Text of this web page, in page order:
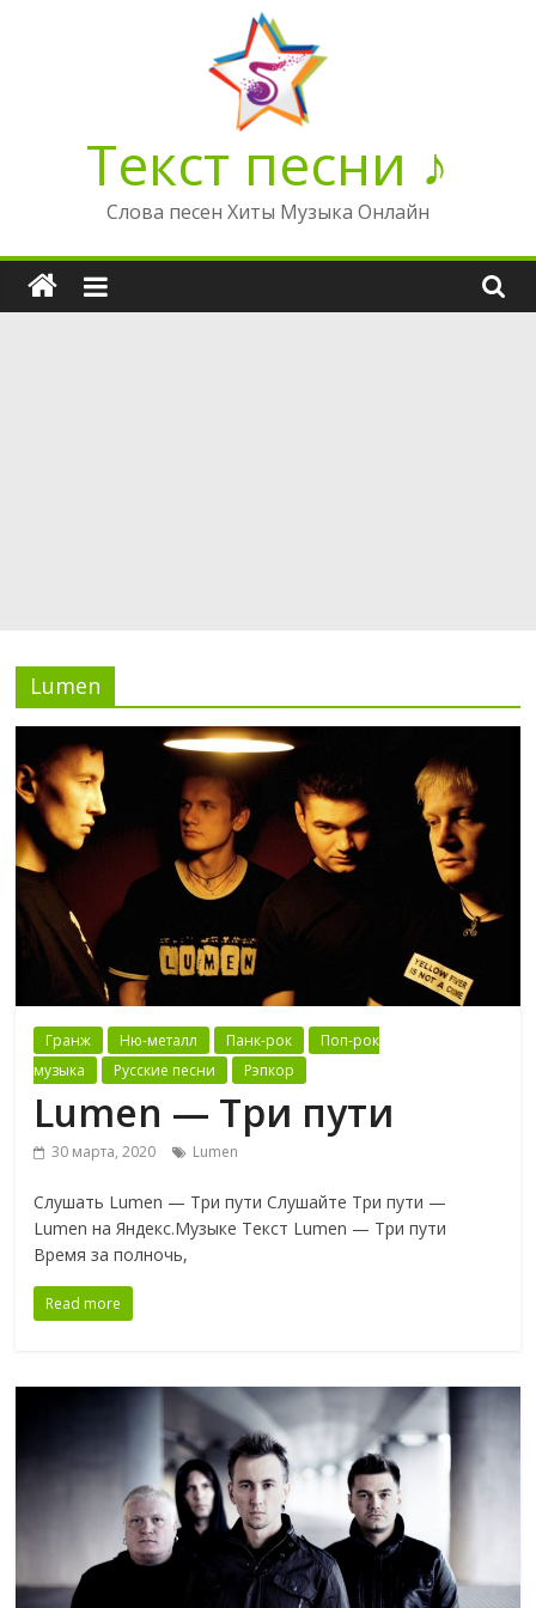
Текст песни ♪
Слова песен Хиты Музыка Онлайн
Lumen
Гранж Ню-металл Панк-рок
Поп-рок
музыка
Русские песни Рэпкор
Lumen — Три пути
30 марта, 2020 Lumen
Слушать Lumen — Три пути Слушайте Три пути —
Lumen на Яндекс.Музыке Текст Lumen — Три пути
Время за полночь,
Read more